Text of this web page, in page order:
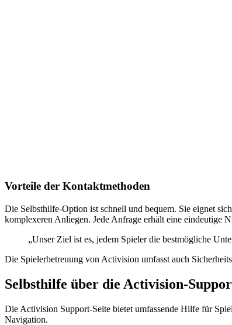
Vorteile der Kontaktmethoden
Die Selbsthilfe-Option ist schnell und bequem. Sie eignet
komplexeren Anliegen. Jede Anfrage erhält eine eindeutige
„Unser Ziel ist es, jedem Spieler die bestmögliche
Die Spielerbetreuung von Activision umfasst auch
Selbsthilfe über die Activision-
Die Activision Support-Seite bietet umfassende Hilfe für
Navigation.